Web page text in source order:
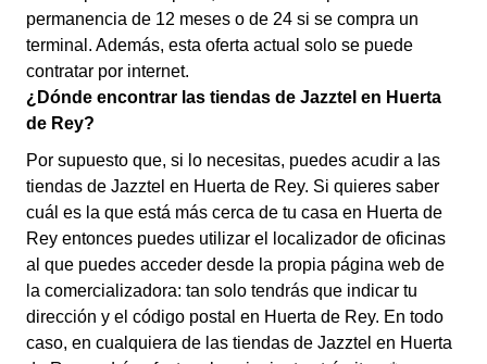
permanencia de 12 meses o de 24 si se compra un
terminal. Además, esta oferta actual solo se puede
contratar por internet.
¿Dónde encontrar las tiendas de Jazztel en Huerta
de Rey?
Por supuesto que, si lo necesitas, puedes acudir a las
tiendas de Jazztel en Huerta de Rey. Si quieres saber
cuál es la que está más cerca de tu casa en Huerta de
Rey entonces puedes utilizar el localizador de oficinas
al que puedes acceder desde la propia página web de
la comercializadora: tan solo tendrás que indicar tu
dirección y el código postal en Huerta de Rey. En todo
caso, en cualquiera de las tiendas de Jazztel en Huerta